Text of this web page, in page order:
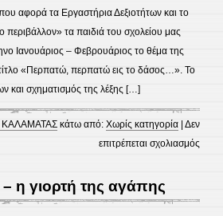
αφορά τα Εργαστήρια Δεξιοτήτων και το
περιβάλλον» τα παιδιά του σχολείου μας
Ιανουάριος – Φεβρουάριος το θέμα της
«Περπατώ, περπατώ εις το δάσος…». Το
και σχηματισμός της λέξης […]
ΚΑΛΑΜΑΤΑΣ κάτω από:Χωρίς κατηγορία |Δεν
επιτρέπεται σχολιασμός
-
η γιορτή της αγάπης